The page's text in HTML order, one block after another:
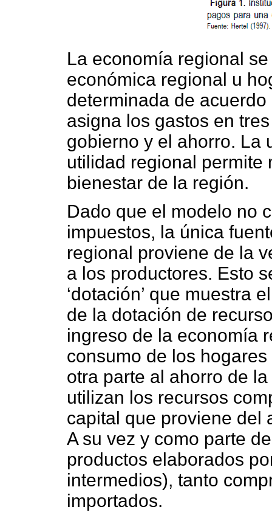
La economía regional
económica regional u
determinada de
asigna los gastos en
gobierno y el ahorro. La
utilidad regional permite
bienestar de la región.
Dado que el modelo no
impuestos, la única
regional proviene de la
a los productores. Esto
‘dotación’ que muestra
de la dotación de
ingreso de la economía
consumo de los
otra parte al ahorro de
utilizan los recursos
capital que proviene del
A su vez y como parte
productos elaborados
intermedios), tanto
importados.